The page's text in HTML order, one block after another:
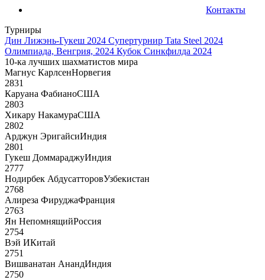
Контакты
Турниры
Дин Лижэнь-Гукеш 2024 Супертурнир Tata Steel 2024
Олимпиада, Венгрия, 2024 Кубок Синкфилда 2024
10-ка лучших шахматистов мира
Магнус КарлсенНорвегия
2831
Каруана ФабианоСША
2803
Хикару НакамураСША
2802
Арджун ЭригайсиИндия
2801
Гукеш ДоммараджуИндия
2777
Нодирбек АбдусатторовУзбекистан
2768
Алиреза ФируджаФранция
2763
Ян НепомнящийРоссия
2754
Вэй ИКитай
2751
Вишванатан АнандИндия
2750